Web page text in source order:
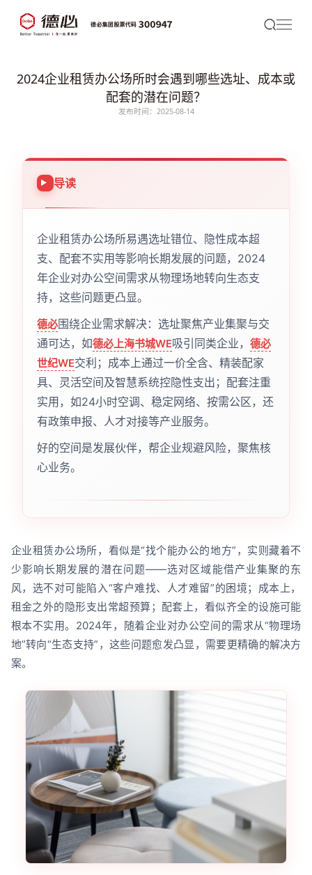
2024企业租赁办公场所时会遇到哪些选址、成本或
配套的潜在问题？
发布时间：2025-08-14
导读
企业租赁办公场所易遇选址错位、隐性成本超
支、配套不实用等影响长期发展的问题，2024
年企业对办公空间需求从物理场地转向生态支
持，这些问题更凸显。
德必围绕企业需求解决：选址聚焦产业集聚与交
通可达，如德必上海书城WE吸引同类企业， 德必
世纪WE交利；成本上通过一价全含、精装配家
具、灵活空间及智慧系统控隐性支出；配套注重
实用，如24小时空调、稳定网络、按需公区，还
有政策申报、人才对接等产业服务。
好的空间是发展伙伴，帮企业规避风险，聚焦核
心业务。
企业租赁办公场所，看似是“找个能办公的地方”，实则藏着不
少影响长期发展的潜在问题——选对区域能借产业集聚的东
风，选不对可能陷入“客户难找、人才难留”的困境；成本上，
租金之外的隐形支出常超预算；配套上，看似齐全的设施可能
根本不实用。2024年，随着企业对办公空间的需求从“物理场
地”转向“生态支持”，这些问题愈发凸显，需要更精确的解决方
案。